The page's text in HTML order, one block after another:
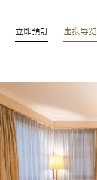
立即預訂 虚拟导览